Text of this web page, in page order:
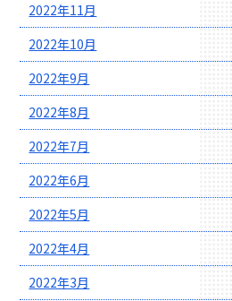
2022年11月
2022年10月
2022年9月
2022年8月
2022年7月
2022年6月
2022年5月
2022年4月
2022年3月